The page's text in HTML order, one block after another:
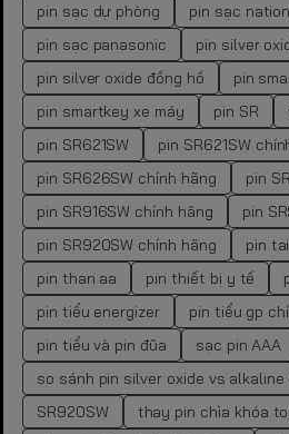
pin sạc dự phòng
pin sạc
pin sạc panasonic
pin silver
pin silver oxide đồng hồ
pin
pin smartkey xe máy
pin SR
pin SR621SW
pin SR621SW
pin SR626SW chính hãng
pin
pin SR916SW chính hãng
pin
pin SR920SW chính hãng
pin
pin than aa
pin thiết bị y tế
pin tiểu energizer
pin tiểu gp
pin tiểu và pin đũa
sạc pin AAA
so sánh pin silver oxide vs alkaline
SR920SW
thay pin chìa khóa